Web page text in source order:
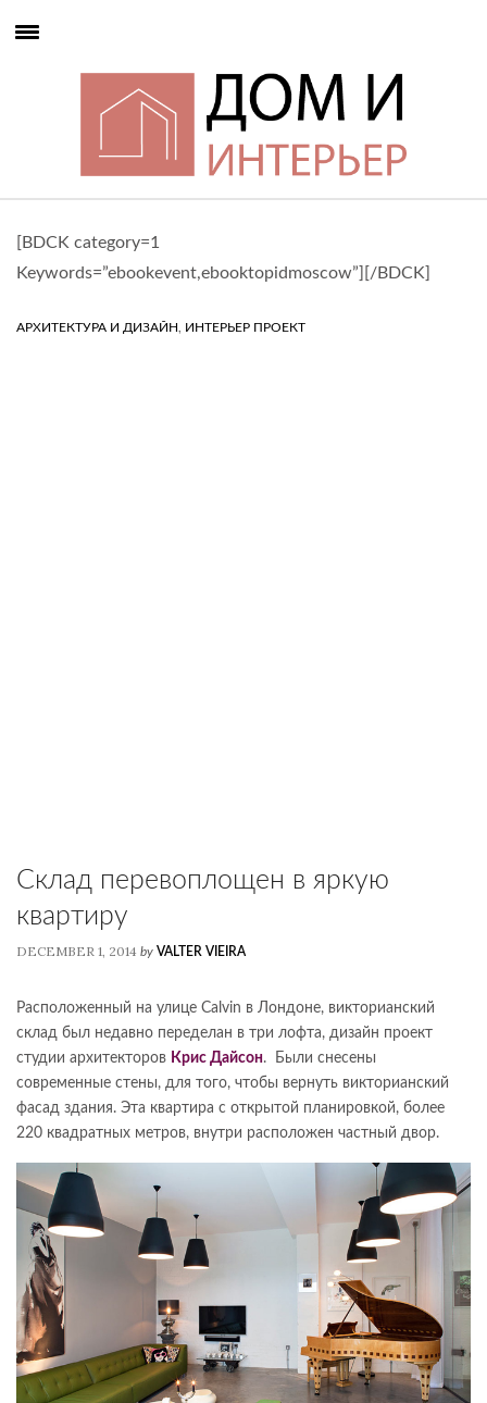
[BDCK category=1
Keywords=”ebookevent,ebooktopidmoscow”][/BDCK]
АРХИТЕКТУРА И ДИЗАЙН, ИНТЕРЬЕР ПРОЕКТ
Склад перевоплощен в яркую
квартиру
DECEMBER 1, 2014 by VALTER VIEIRA
Расположенный на улице Calvin в Лондоне, викторианский
склад был недавно переделан в три лофта, дизайн проект
студии архитекторов Крис Дайсон. Были снесены
современные стены, для того, чтобы вернуть викторианский
фасад здания. Эта квартира с открытой планировкой, более
220 квадратных метров, внутри расположен частный двор.